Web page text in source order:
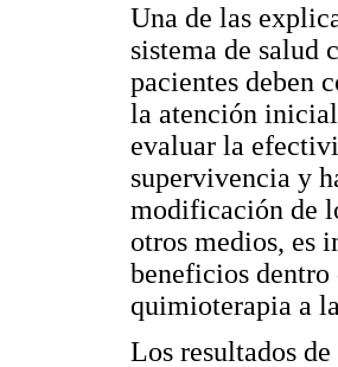
Una de las
sistema de salud
pacientes deben
la atención
evaluar la
supervivencia y
modificación de
otros medios, es
beneficios
quimioterapia a
Los resultados